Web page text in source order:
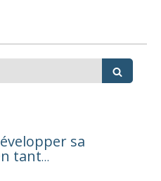
sa
tant
?